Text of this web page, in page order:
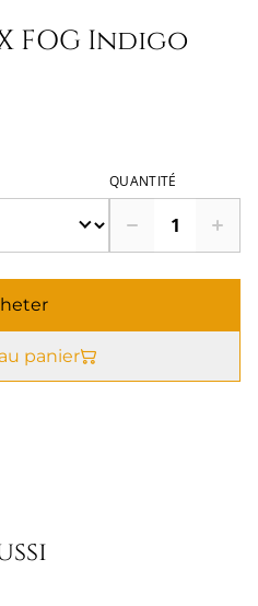
FOG Indigo
QUANTITÉ
panier